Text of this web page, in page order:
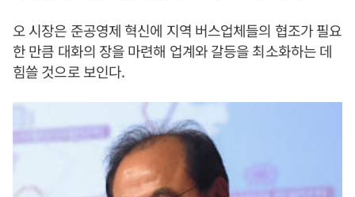
오 시장은 준공영제 혁신에 지역 버스업체들의 협조가 필요
한 만큼 대화의 장을 마련해 업계와 갈등을 최소화하는 데
힘쓸 것으로 보인다.